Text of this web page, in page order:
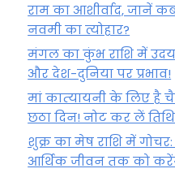
राम का आशीर्वाद, जानें
नवमी का त्योहार?
मंगल का कुंभ राशि में
और देश-दुनिया पर प्रभाव!
मां कात्‍यायनी के लिए है
छठा दिन! नोट कर लें
शुक्र का मेष राशि में
आर्थिक जीवन तक को करेंगे